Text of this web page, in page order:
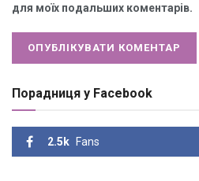
для моїх подальших коментарів.
Порадниця у Facebook
2.5k Fans